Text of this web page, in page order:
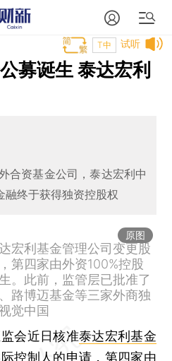
试听
T中
募诞生 泰达宏利
合资基金公司，泰达宏利中
终于获得独资控股权
原图
宏利基金管理公司变更股
第四家由外资100%控股
。此前，监管层已批准了
路博迈基金等三家外商独
觉中国
会近日核准泰达宏利基金
控制人的申请，第四家由